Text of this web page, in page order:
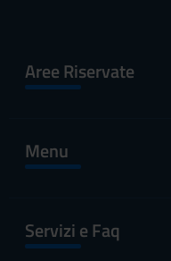
Aree Riservate
Menu
Servizi e Faq